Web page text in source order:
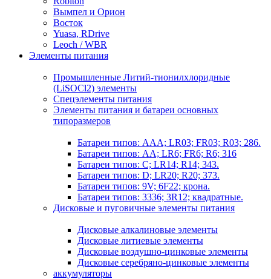
Вымпел и Орион
Восток
Yuasa, RDrive
Leoch / WBR
Элементы питания
Промышленные Литий-тионилхлоридные
(LiSOCl2) элементы
Спецэлементы питания
Элементы питания и батареи основных
типоразмеров
Батареи типов: AAA; LR03; FR03; R03; 286.
Батареи типов: AA; LR6; FR6; R6; 316
Батареи типов: C; LR14; R14; 343.
Батареи типов: D; LR20; R20; 373.
Батареи типов: 9V; 6F22; крона.
Батареи типов: 3336; 3R12; квадратные.
Дисковые и пуговичные элементы питания
Дисковые алкалиновые элементы
Дисковые литиевые элементы
Дисковые воздушно-цинковые элементы
Дисковые серебряно-цинковые элементы
аккумуляторы